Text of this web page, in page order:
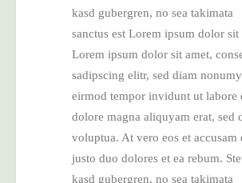
kasd gubergren, no sea takimata
sanctus est Lorem ipsum dolor sit
Lorem ipsum dolor sit amet,
sadipscing elitr, sed diam nonumy
eirmod tempor invidunt ut labore
dolore magna aliquyam erat, sed
voluptua. At vero eos et accusam
justo duo dolores et ea rebum.
kasd gubergren, no sea takimata